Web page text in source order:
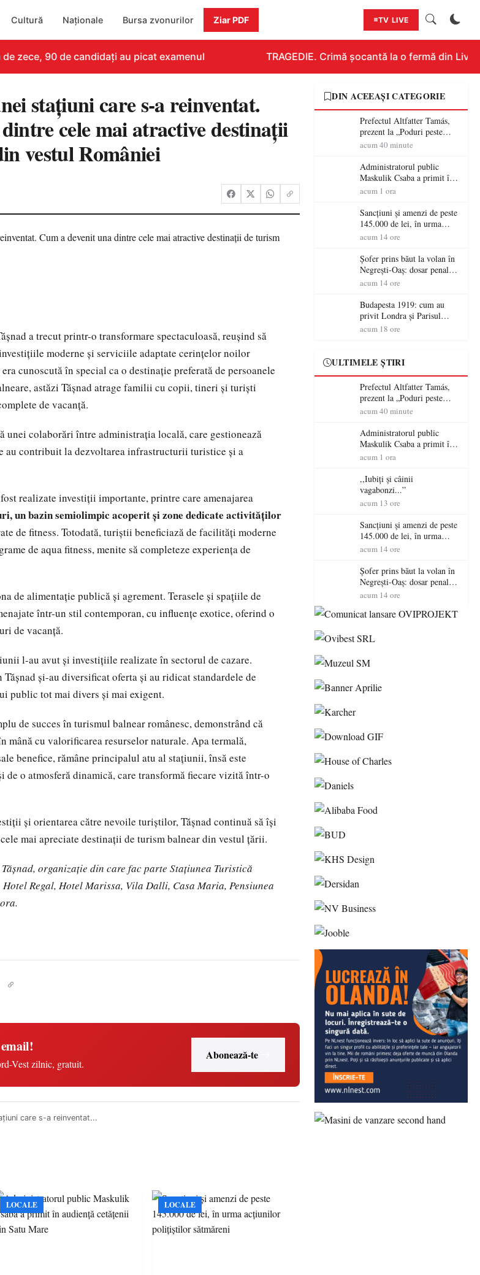
Cultură Naționale Bursa zvonurilor Ziar PDF TV LIVE
zece, 90 de candidați au picat examenul TRAGEDIE. Crimă șocantă la o fermă din
stațiuni care s-a reinventat.
cele mai atractive destinații
vestul României
a trecut printr-o transformare spectaculoasă, reușind să
moderne și serviciile adaptate cerințelor noilor
cunoscută în special ca o destinație preferată de persoanele
astăzi Tășnad atrage familii cu copii, tineri și turiști
de vacanță.
unei colaborări între administrația locală, care gestionează
au contribuit la dezvoltarea infrastructurii turistice și a
realizate investiții importante, printre care amenajarea
un bazin semiolimpic acoperit și zone dedicate activităților
de fitness. Totodată, turiștii beneficiază de facilități moderne
de aqua fitness, menite să completeze experiența de
de alimentație publică și agrement. Terasele și spațiile de
într-un stil contemporan, cu influențe exotice, oferind o
de vacanță.
l-au avut și investițiile realizate în sectorul de cazare.
și-au diversificat oferta și au ridicat standardele de
public tot mai divers și mai exigent.
de succes în turismul balnear românesc, demonstrând că
mână cu valorificarea resurselor naturale. Apa termală,
benefice, rămâne principalul atu al stațiunii, însă este
o atmosferă dinamică, care transformă fiecare vizită într-o
și orientarea către nevoile turiștilor, Tășnad continuă să își
mai apreciate destinații de turism balnear din vestul țării.
organizație din care fac parte Stațiunea Turistică
Regal, Hotel Marissa, Vila Dalli, Casa Maria, Pensiunea
Vest zilnic, gratuit.
Abonează-te
care s-a reinventat...
LOCALE LOCALE
DIN ACEEAȘI CATEGORIE
Prefectul Altfatter Tamás,
prezent la „Poduri peste
granițe – Zilele Diasporei
acum 40 minute
Administratorul public
Maskulik Csaba a primit în
audiență cetățenii din Satu
acum 1 ora
Sancțiuni și amenzi de peste
145.000 de lei, în urma
acțiunilor polițiștilor
acum 14 ore
Șofer prins băut la volan în
Negrești-Oaș: dosar penal
după un control al
acum 14 ore
Budapesta 1919: cum au
privit Londra și Parisul
ocupația românească și de ce
României a devenit o
controversă diplomatică
europeană ( partea a II-a)
acum 18 ore
ULTIMELE ȘTIRI
Prefectul Altfatter Tamás,
prezent la „Poduri peste
granițe – Zilele Diasporei
acum 40 minute
Administratorul public
Maskulik Csaba a primit în
audiență cetățenii din Satu
acum 1 ora
,,Iubiți și câinii
vagabonzi...”
acum 13 ore
Sancțiuni și amenzi de peste
145.000 de lei, în urma
acțiunilor polițiștilor
acum 14 ore
Șofer prins băut la volan în
Negrești-Oaș: dosar penal
după un control al
acum 14 ore